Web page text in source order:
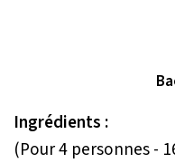
Ingrédients :
(Pour 4 personnes -